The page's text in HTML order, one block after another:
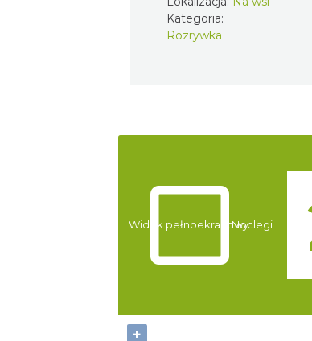
Kategoria:
Rozrywka
+
Widok pełnoekranowy:Noclegi